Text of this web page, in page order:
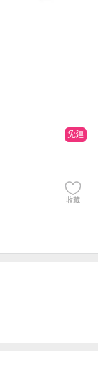
免運
收藏